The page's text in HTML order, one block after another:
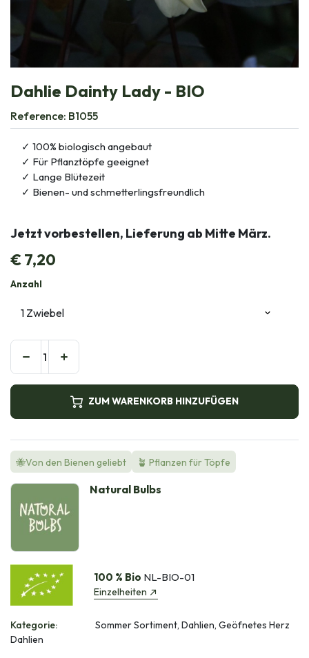
Dahlie Dainty Lady - BIO
Reference: B1055
100% biologisch angebaut
Für Pflanztöpfe geeignet
Lange Blütezeit
Bienen- und schmetterlingsfreundlich
Jetzt vorbestellen, Lieferung ab Mitte März.
€7,20
Anzahl
ZUM WARENKORB HINZUFÜGEN
🐝Von den Bienen geliebt 🪴 Pflanzen für Töpfe
Natural Bulbs
100 % Bio NL-BIO-01
Einzelheiten
Kategorie:
Sommer Sortiment, Dahlien, Geöfnetes Herz
Dahlien